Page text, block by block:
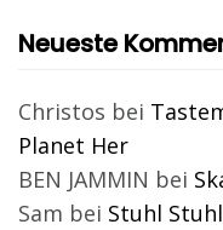
Neueste
Christos bei
Planet Her
BEN JAMMIN bei
Sam bei Stuhl Stuhl